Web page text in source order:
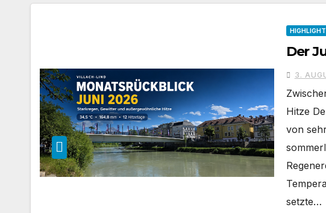
HIGHLIGHT
Der
3.
Hitze
von
setzte…